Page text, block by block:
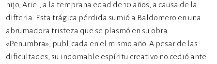
hijo, Ariel, a la temprana edad de 10 años, a causa de la
difteria. Esta trágica pérdida sumió a Baldomero en una
abrumadora tristeza que se plasmó en su obra
«Penumbra», publicada en el mismo año. A pesar de las
dificultades, su indomable espíritu creativo no cedió ante